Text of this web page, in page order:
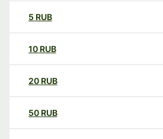
5 RUB
10 RUB
20 RUB
50 RUB